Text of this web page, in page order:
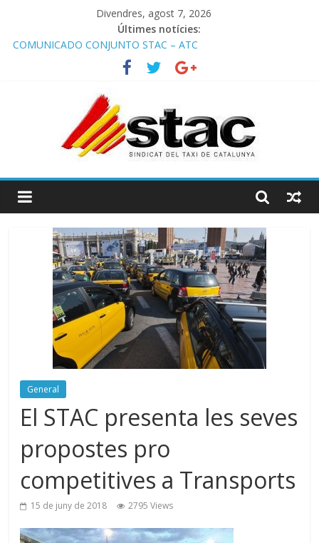
Divendres, agost 7, 2026
Últimes notícies:
COMUNICADO CONJUNTO STAC – ATC
Comunicado STAC/ ATC de la reunión con los Mossos d
‘Esquadra del aeropuerto de Barcelona.
Programa de Radio TAXI LIBRE 29.07.2026 en COOLTURA FM.
STAC/ATC SOLICITAN TAULA TÈCNICA PARA MEJORAR LA
OPERATIVA DE ENTRADA EN EL PUERTO DE BARCELONA.
Programa de Radio TAXI LIBRE 22.07.2026 en COOLTURA FM.
General
El STAC presenta les seves
propostes pro
competitives a Transports
15 de juny de 2018 2795 Views